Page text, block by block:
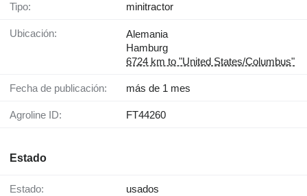
Tipo: minitractor
Ubicación:
Alemania
Hamburg
6724 km to "United States/Columbus"
Fecha de publicación: más de 1 mes
Agroline ID: FT44260
Estado
Estado: usados